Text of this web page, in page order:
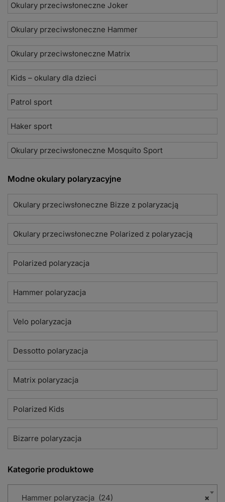
Okulary przeciwsłoneczne Joker
Okulary przeciwsłoneczne Hammer
Okulary przeciwsłoneczne Matrix
Kids – okulary dla dzieci
Patrol sport
Haker sport
Okulary przeciwsłoneczne Mosquito Sport
Modne okulary polaryzacyjne
Okulary przeciwsłoneczne Bizze z polaryzacją
Okulary przeciwsłoneczne Polarized z polaryzacją
Polarized polaryzacja
Hammer polaryzacja
Velo polaryzacja
Dessotto polaryzacja
Matrix polaryzacja
Polarized Kids
Bizarre polaryzacja
Kategorie produktowe
×
Hammer polaryzacja (24)